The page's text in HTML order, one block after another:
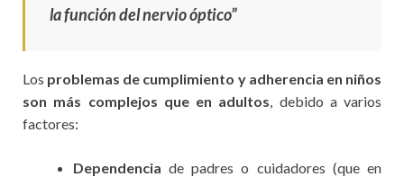
la función del nervio óptico”
Los problemas de cumplimiento y adherencia en niños
son más complejos que en adultos , debido a varios
factores:
Dependencia de padres o cuidadores (que en